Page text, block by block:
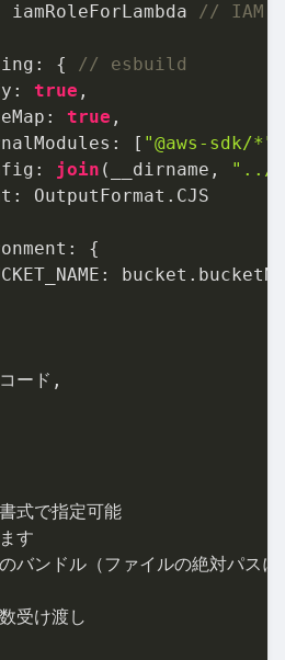
// IAM
{ // esbuild
true ,
true ,
[ "@aws-sdk/*"
join (__dirname,
"../
OutputFormat.CJS
{
ード,
式で指定可能
す
バンドル（ファイルの絶対パス
受け渡し